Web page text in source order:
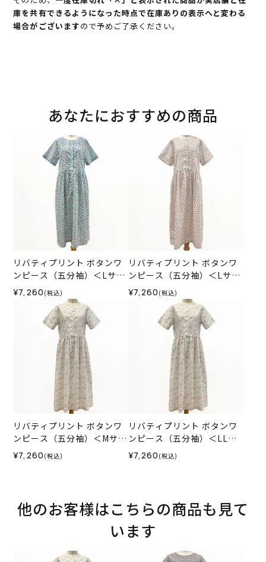
庫を共有できるようになった時点で在庫ありの表示へと変わる
場合がございますので予めご了承ください。
あなたにおすすめの商品
リバティプリント ボタンワ
ンピース（五分袖）＜Lサイ
ズ＞01K
¥7,260 (税込)
リバティプリント ボタンワ
ンピース（五分袖）＜Lサイ
ズ＞01E
¥7,260 (税込)
リバティプリント ボタンワ
ンピース（五分袖）＜Mサイ
ズ＞01C
¥7,260 (税込)
リバティプリント ボタンワ
ンピース（五分袖）＜LLサ
イズ＞01C
¥7,260 (税込)
他のお客様はこちらの商品も見て
います